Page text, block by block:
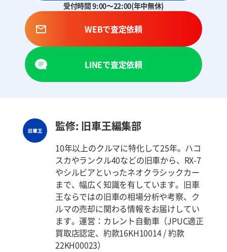
受付時間 9:00～22:00(年中無休)
WEBで査定依頼
LINEで査定依頼
監修: 旧車王編集部
10年以上のクルマに特化して25年。ハコ
スカやランクル40などの旧車から、RX-7
やシルビアといったネオクラシックカー
まで、幅広く知識を有しています。旧車
王ならではの旧車の相場分析や考察、ク
ルマの売却に関わる情報をお届けしてい
ます。運営：カレント自動車（JPUC適正
買取店認定、約款16KH10014 / 約款
22KH00023）